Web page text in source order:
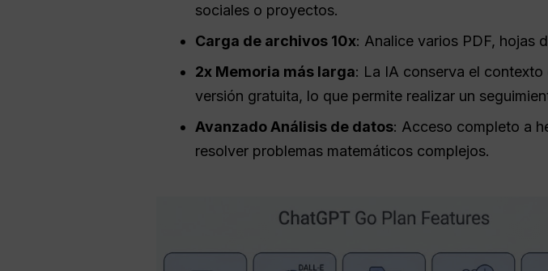
sociales o proyectos.
Carga de archivos 10x: Analice varios PDF, hojas
2x Memoria más larga: La IA conserva el
versión gratuita, lo que permite realizar un
Avanzado Análisis de datos: Acceso completo a
resolver problemas matemáticos complejos.